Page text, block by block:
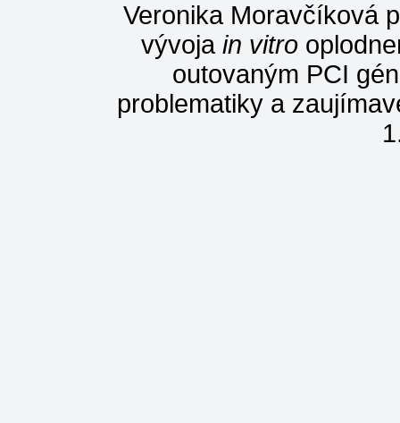
Veronika Moravčíková
vývoja in vitro
outovaným PCI
problematiky a